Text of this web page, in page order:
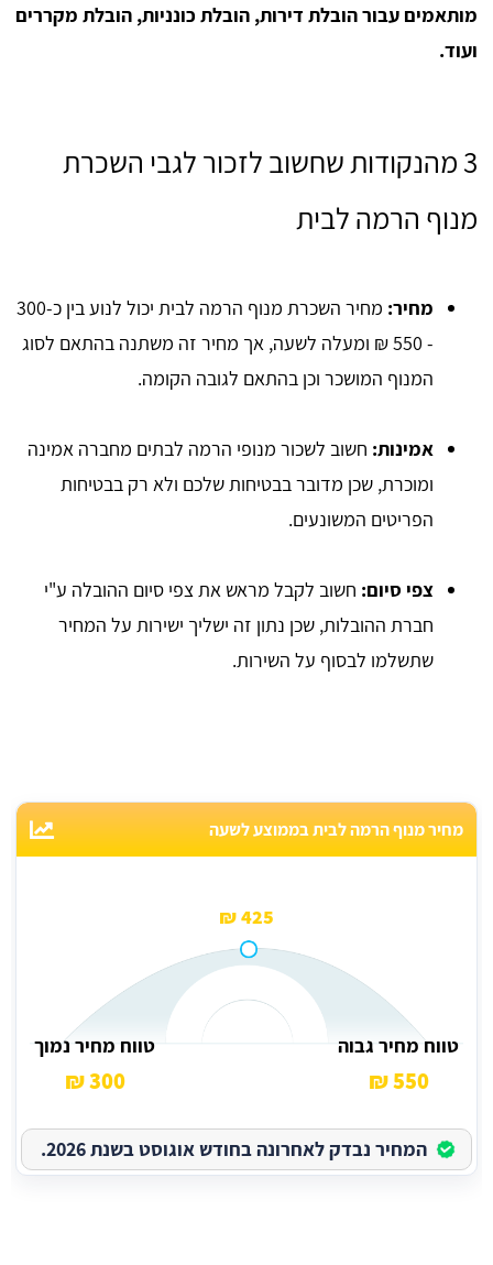
מותאמים עבור הובלת דירות, הובלת כונניות, הובלת מקררים
ועוד.
3 מהנקודות שחשוב לזכור לגבי השכרת
מנוף הרמה לבית
מחיר:
מחיר השכרת מנוף הרמה לבית יכול לנוע בין כ-300
- 550 ₪ ומעלה לשעה, אך מחיר זה משתנה בהתאם לסוג
המנוף המושכר וכן בהתאם לגובה הקומה.
אמינות: חשוב לשכור מנופי הרמה לבתים מחברה אמינה
ומוכרת, שכן מדובר בבטיחות שלכם ולא רק בבטיחות
הפריטים המשונעים.
צפי סיום: חשוב לקבל מראש את צפי סיום ההובלה ע"י
חברת ההובלות, שכן נתון זה ישליך ישירות על המחיר
שתשלמו לבסוף על השירות.
מחיר מנוף הרמה לבית בממוצע לשעה
425 ₪
טווח מחיר גבוה
550 ₪
טווח מחיר נמוך
300 ₪
המחיר נבדק לאחרונה בחודש אוגוסט בשנת 2026.